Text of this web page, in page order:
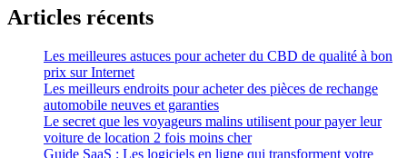
Articles récents
Les meilleures astuces pour acheter du CBD de qualité à bon
prix sur Internet
Les meilleurs endroits pour acheter des pièces de rechange
automobile neuves et garanties
Le secret que les voyageurs malins utilisent pour payer leur
voiture de location 2 fois moins cher
Guide SaaS : Les logiciels en ligne qui transforment votre